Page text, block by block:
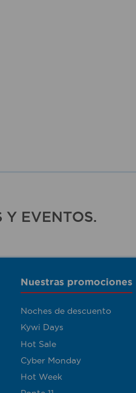
EVENTOS.
Nuestras promociones
Noches de descuento
Kywi Days
Hot Sale
Cyber Monday
Hot Week